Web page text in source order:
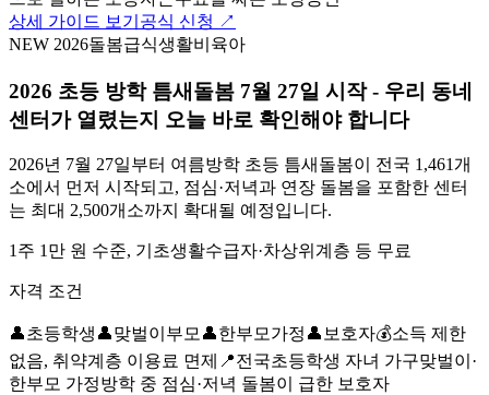
상세 가이드 보기 공식 신청 ↗
NEW 2026돌봄급식생활비 육아
2026 초등 방학 틈새돌봄 7월 27일 시작 - 우리 동네
센터가 열렸는지 오늘 바로 확인해야 합니다
2026년 7월 27일부터 여름방학 초등 틈새돌봄이 전국 1,461개
소에서 먼저 시작되고, 점심·저녁과 연장 돌봄을 포함한 센터
는 최대 2,500개소까지 확대될 예정입니다.
1주 1만 원 수준, 기초생활수급자·차상위계층 등 무료
자격 조건
👤초등학생 👤맞벌이부모 👤한부모가정 👤 보호자💰소득 제한
없음, 취약계층 이용료 면제 📍전국초등학생 자녀 가구맞벌이·
한부모 가정방학 중 점심·저녁 돌봄이 급한 보호자